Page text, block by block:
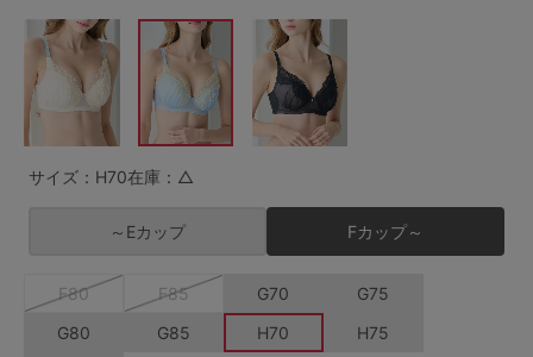
G65 G70 G75
H70 H75
M
L LL
S-CD
M-AB M-EF
L-AB L-EF
～999円 1,000～1,999円
2,000～2,999円 3,000～3,999円
4,000円～
セールアイテム
サイズ：H70在庫：△
～Eカップ Fカップ～
F80 F85 G70
G75
G80
G85 H70
H75